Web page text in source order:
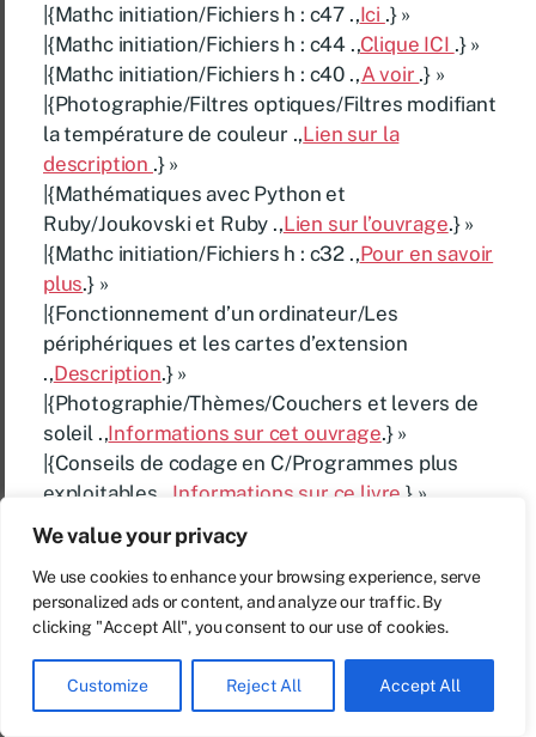
We value your privacy
We use cookies to enhance your browsing experience, serve
personalized ads or content, and analyze our traffic. By
clicking "Accept All", you consent to our use of cookies.
Customize Reject All Accept All
|{Mathc initiation/Fichiers h : c47 .,Ici .} »
|{Mathc initiation/Fichiers h : c44 .,Clique ICI .} »
|{Mathc initiation/Fichiers h : c40 .,A voir .} »
|{Photographie/Filtres optiques/Filtres modifiant
la température de couleur .,Lien sur la
description .} »
|{Mathématiques avec Python et
Ruby/Joukovski et Ruby .,Lien sur l’ouvrage.} »
|{Mathc initiation/Fichiers h : c32 .,Pour en savoir
plus.} »
|{Fonctionnement d’un ordinateur/Les
périphériques et les cartes d’extension
.,Description.} »
|{Photographie/Thèmes/Couchers et levers de
soleil .,Informations sur cet ouvrage.} »
|{Conseils de codage en C/Programmes plus
exploitables ., Informations sur ce livre .} »
|{Photographie/Fabricants/Sigma .,
l’ouvrage. Disponible à CULTURA.} »
|{Accueil/Informatique .,Infos sur ce livre.} »
|{Photographie/Thèmes/Photographie
subaquatique .,
Fiche complète
|{Mathc initiation/Fichiers h : c31 .,
Présentation